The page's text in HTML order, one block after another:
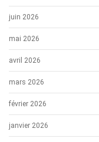
juin 2026
mai 2026
avril 2026
mars 2026
février 2026
janvier 2026